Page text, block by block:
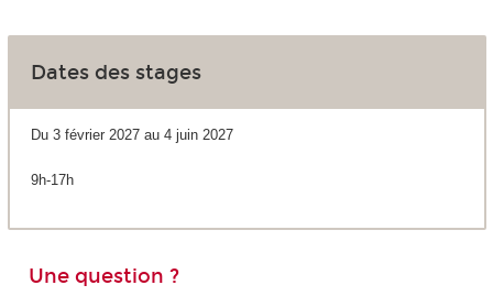
Dates des stages
Du 3 février 2027 au 4 juin 2027
9h-17h
Une question ?